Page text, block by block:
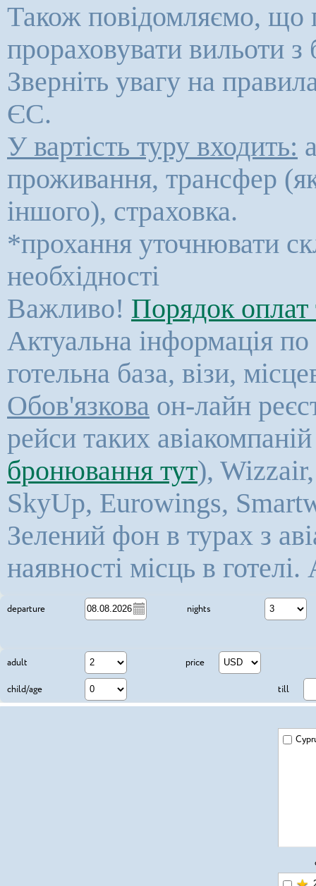
Також повідомляємо, що
прораховувати вильоти
Зверніть увагу на
ЄС.
У вартість туру входить:
проживання, трансфер
іншого), страховка.
*прохання уточнювати
необхідності
Важливо! Порядок оплат
Актуальна інформація по
готельна база, візи,
Обов'язкова он-лайн
рейси таких
бронювання тут),
SkyUp, Eurowings,
Зелений фон в турах з
наявності місць в готелі.
departure nights 3
adult price
child/age till